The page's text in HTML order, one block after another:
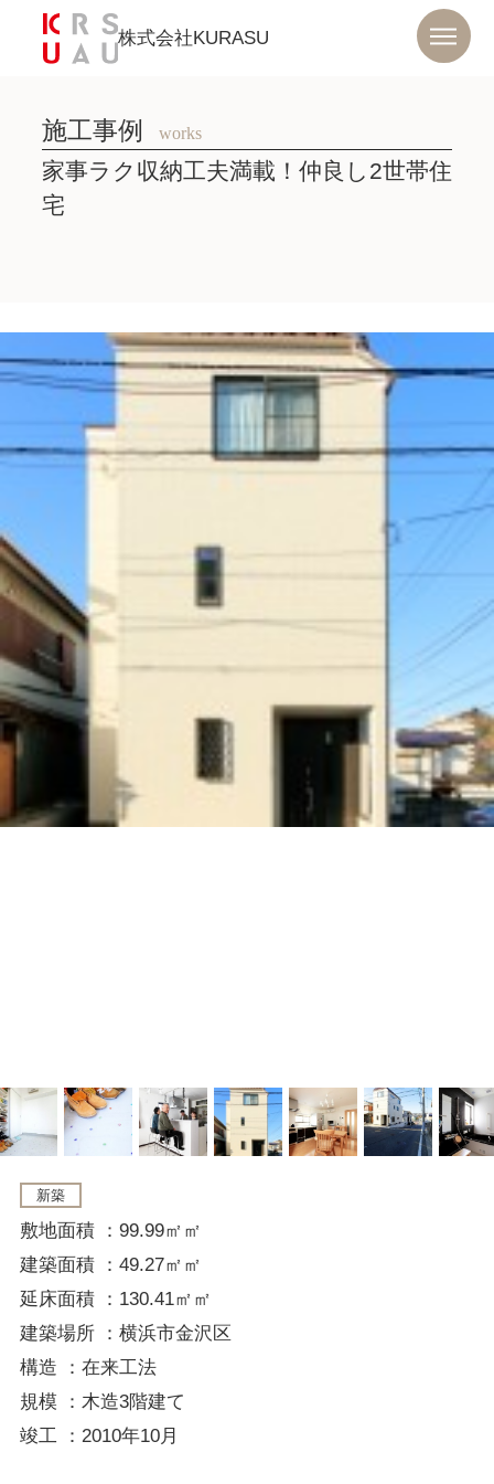
株式会社KURASU
施工事例 works
家事ラク収納工夫満載！仲良し2世帯住
宅
新築
敷地面積 ：99.99㎡㎡
建築面積 ：49.27㎡㎡
延床面積 ：130.41㎡㎡
建築場所 ：横浜市金沢区
構造 ：在来工法
規模 ：木造3階建て
竣工 ：2010年10月